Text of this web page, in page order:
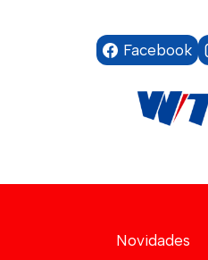
Facebook
Novidades